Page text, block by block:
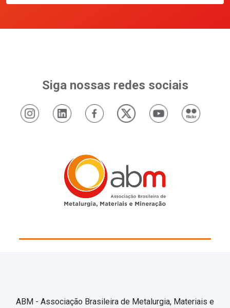
Siga nossas redes sociais
ABM - Associação Brasileira de Metalurgia, Materiais e